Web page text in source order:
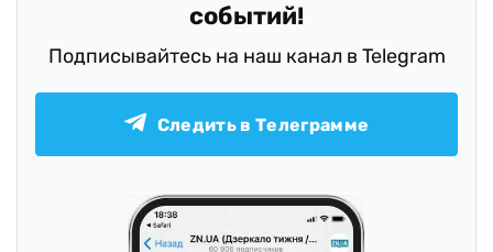
событий!
Подписывайтесь на наш канал в Telegram
Следить в Телеграмме